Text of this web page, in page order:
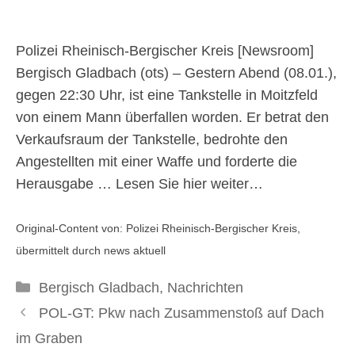
vorläufig festgenommen
9. Januar 2025
Polizei Rheinisch-Bergischer Kreis [Newsroom]
Bergisch Gladbach (ots) – Gestern Abend (08.01.),
gegen 22:30 Uhr, ist eine Tankstelle in Moitzfeld
von einem Mann überfallen worden. Er betrat den
Verkaufsraum der Tankstelle, bedrohte den
Angestellten mit einer Waffe und forderte die
Herausgabe … Lesen Sie hier weiter…
Original-Content von: Polizei Rheinisch-Bergischer Kreis,
übermittelt durch news aktuell
Kategorien
Bergisch Gladbach, Nachrichten
POL-GT: Pkw nach Zusammenstoß auf Dach
im Graben